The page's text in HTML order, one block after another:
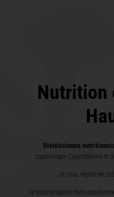
Nutrition
Diététicienne
sophrologie Caycédienne et
Je vous reçois en
Je vous propose mon